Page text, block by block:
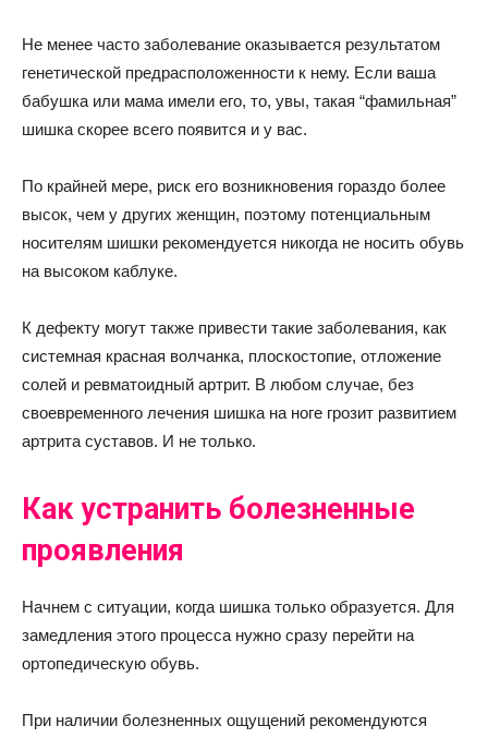
Не менее часто заболевание оказывается результатом
генетической предрасположенности к нему. Если ваша
бабушка или мама имели его, то, увы, такая “фамильная”
шишка скорее всего появится и у вас.
По крайней мере, риск его возникновения гораздо более
высок, чем у других женщин, поэтому потенциальным
носителям шишки рекомендуется никогда не носить обувь
на высоком каблуке.
К дефекту могут также привести такие заболевания, как
системная красная волчанка, плоскостопие, отложение
солей и ревматоидный артрит. В любом случае, без
своевременного лечения шишка на ноге грозит развитием
артрита суставов. И не только.
Как устранить болезненные
проявления
Начнем с ситуации, когда шишка только образуется. Для
замедления этого процесса нужно сразу перейти на
ортопедическую обувь.
При наличии болезненных ощущений рекомендуются